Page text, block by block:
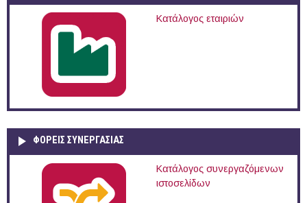
Κατάλογος εταιριών
ΦΟΡΕΙΣ ΣΥΝΕΡΓΑΣΙΑΣ
Κατάλογος συνεργαζόμενων
ιστοσελίδων